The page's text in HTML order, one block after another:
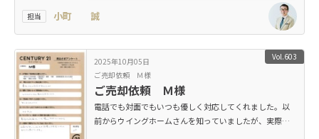
担当 小町 誠
Vol.603
2025年10月05日
ご売却依頼 Ｍ様
ご売却依頼 Ｍ様
電話でも対面でもいつも優しく対応してくれました。以
前からウイングホームさんを知っていましたが、実際に